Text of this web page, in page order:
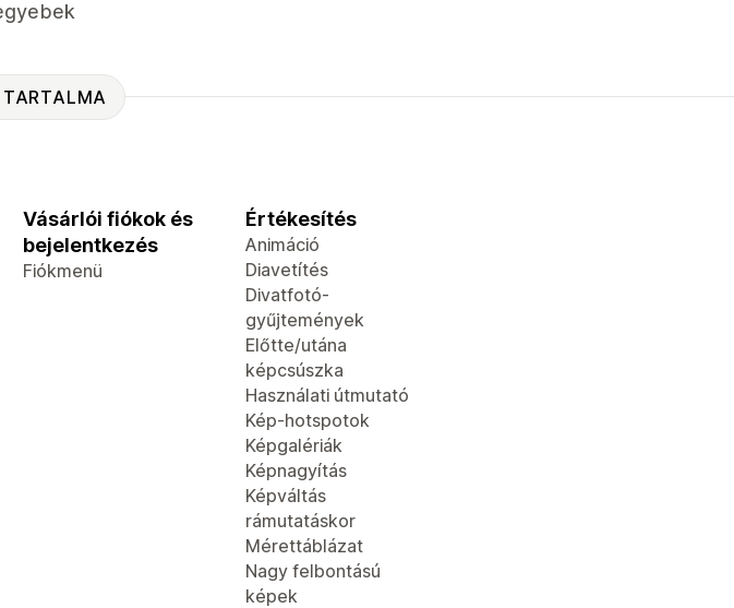
Vásárlói fiókok és
bejelentkezés
Fiókmenü
Értékesítés
Animáció
Diavetítés
Divatfotó-
gyűjtemények
Előtte/utána
képcsúszka
Használati útmutató
Kép-hotspotok
Képgalériák
Képnagyítás
Képváltás
rámutatáskor
Mérettáblázat
Nagy felbontású
képek